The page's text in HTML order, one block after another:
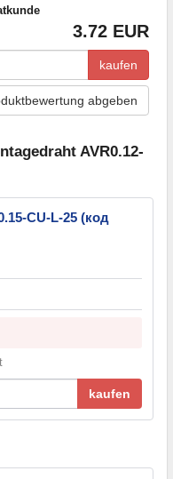
3.72 EUR
kaufen
abgeben
AVR0.12-
CU-L-25 (код
kaufen